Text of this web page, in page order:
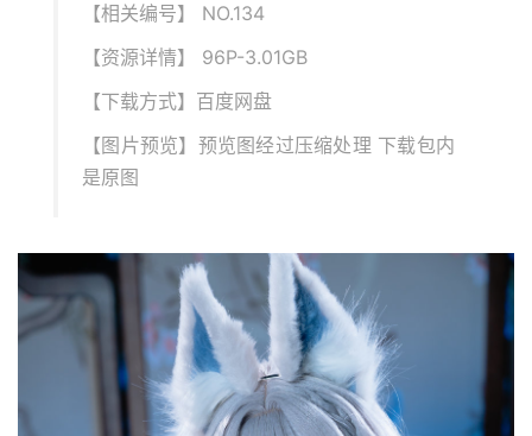
【相关编号】 NO.134
【资源详情】 96P-3.01GB
【下载方式】百度网盘
【图片预览】预览图经过压缩处理 下载包内
是原图